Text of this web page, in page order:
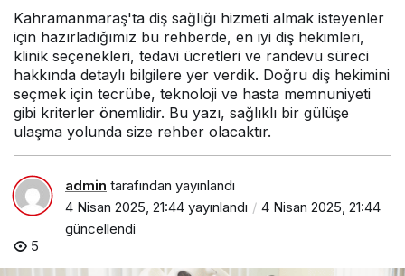
Kahramanmaraş'ta diş sağlığı hizmeti almak isteyenler
için hazırladığımız bu rehberde, en iyi diş hekimleri,
klinik seçenekleri, tedavi ücretleri ve randevu süreci
hakkında detaylı bilgilere yer verdik. Doğru diş hekimini
seçmek için tecrübe, teknoloji ve hasta memnuniyeti
gibi kriterler önemlidir. Bu yazı, sağlıklı bir gülüşe
ulaşma yolunda size rehber olacaktır.
admin tarafından yayınlandı
4 Nisan 2025, 21:44 yayınlandı
4 Nisan 2025, 21:44
güncellendi
5